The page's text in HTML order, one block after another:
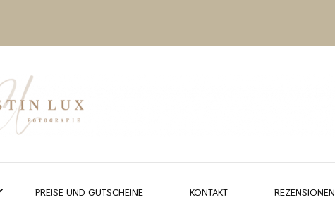
PREISE UND GUTSCHEINE KONTAKT REZENSIONEN